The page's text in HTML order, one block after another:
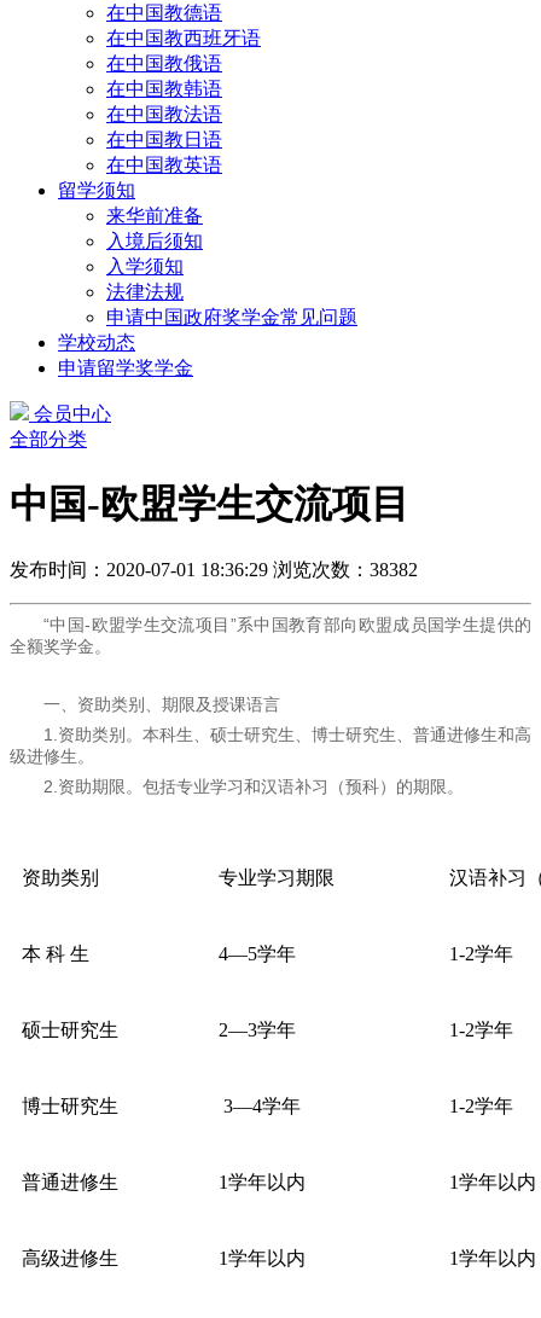
在中国教德语
在中国教西班牙语
在中国教俄语
在中国教韩语
在中国教法语
在中国教日语
在中国教英语
留学须知
来华前准备
入境后须知
入学须知
法律法规
申请中国政府奖学金常见问题
学校动态
申请留学奖学金
会员中心
全部分类
中国-欧盟学生交流项目
发布时间：2020-07-01 18:36:29 浏览次数：38382
“中国-欧盟学生交流项目”系中国教育部向欧盟成员国学生提供的
全额奖学金。
一、资助类别、期限及授课语言
1.资助类别。本科生、硕士研究生、博士研究生、普通进修生和高
级进修生。
2.资助期限。包括专业学习和汉语补习（预科）的期限。
资助类别 专业学习期限 汉语补习
本 科 生 4—5学年 1-2学年
硕士研究生 2—3学年 1-2学年
博士研究生 3—4学年 1-2学年
普通进修生 1学年以内 1学年以内
高级进修生 1学年以内 1学年以内